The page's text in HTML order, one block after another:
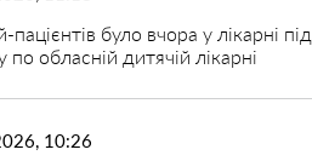
пацієнтів було вчора у лікарні під
по обласній дитячій лікарні
10:26